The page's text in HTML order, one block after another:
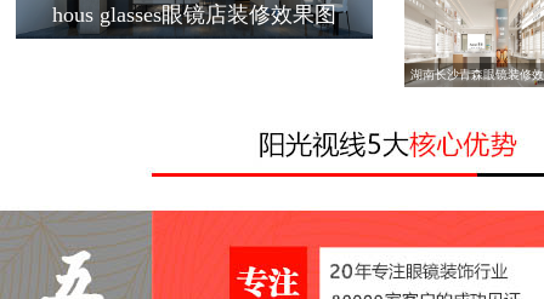
hous glasses眼镜店装修效果图
湖南长沙青森眼镜装修